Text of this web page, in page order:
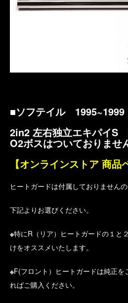
■ソフテイル 1995~1999
2in2 左右独立エキパイ
O2ボスはついておりませ
【オンラインストア 商品
ヒートガードは付属しておりません
下記よりお選びください。
※特にR（リア）ヒートガードの１と
けをオススメいたします。
※F(フロント）ヒートガードは純正を
ればご購入ください。